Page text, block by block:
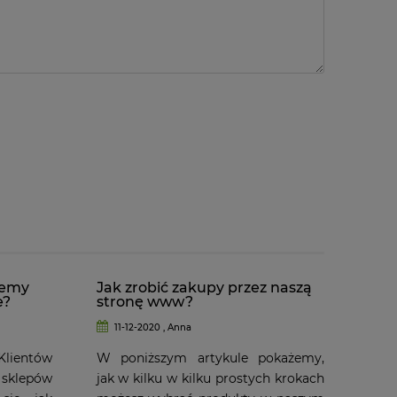
Jak zrobić zakupy przez naszą
stronę www?
11-12-2020 , Anna
W poniższym artykule pokażemy,
jak w kilku w kilku prostych krokach